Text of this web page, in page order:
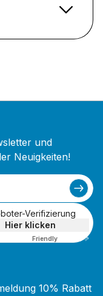
und
Neuigkeiten!
Verifizierung
Hier klicken
Friendly Captcha ⇗
10% Rabatt